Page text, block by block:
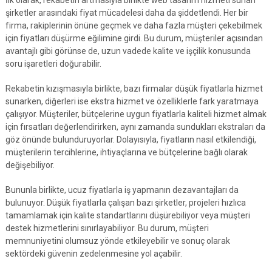
şirketler arasındaki fiyat mücadelesi daha da şiddetlendi. Her bir
firma, rakiplerinin önüne geçmek ve daha fazla müşteri çekebilmek
için fiyatları düşürme eğilimine girdi. Bu durum, müşteriler açısından
avantajlı gibi görünse de, uzun vadede kalite ve işçilik konusunda
soru işaretleri doğurabilir.
Rekabetin kızışmasıyla birlikte, bazı firmalar düşük fiyatlarla hizmet
sunarken, diğerleri ise ekstra hizmet ve özelliklerle fark yaratmaya
çalışıyor. Müşteriler, bütçelerine uygun fiyatlarla kaliteli hizmet almak
için fırsatları değerlendirirken, aynı zamanda sundukları ekstraları da
göz önünde bulunduruyorlar. Dolayısıyla, fiyatların nasıl etkilendiği,
müşterilerin tercihlerine, ihtiyaçlarına ve bütçelerine bağlı olarak
değişebiliyor.
Bununla birlikte, ucuz fiyatlarla iş yapmanın dezavantajları da
bulunuyor. Düşük fiyatlarla çalışan bazı şirketler, projeleri hızlıca
tamamlamak için kalite standartlarını düşürebiliyor veya müşteri
destek hizmetlerini sınırlayabiliyor. Bu durum, müşteri
memnuniyetini olumsuz yönde etkileyebilir ve sonuç olarak
sektördeki güvenin zedelenmesine yol açabilir.